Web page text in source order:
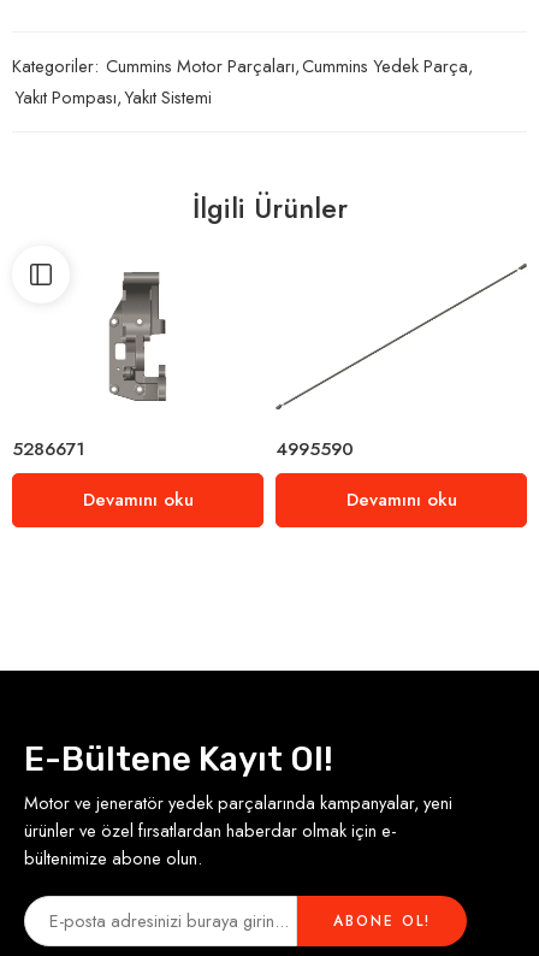
Kategoriler: Cummins Motor Parçaları,Cummins Yedek Parça,
Yakıt Pompası,Yakıt Sistemi
İlgili Ürünler
5286671
Devamını oku
4995590
Devamını oku
E-Bültene Kayıt Ol!
Motor ve jeneratör yedek parçalarında kampanyalar, yeni
ürünler ve özel fırsatlardan haberdar olmak için e-
bültenimize abone olun.